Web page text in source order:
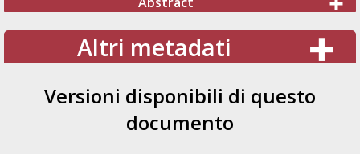
Altri metadati
Versioni disponibili di questo
documento